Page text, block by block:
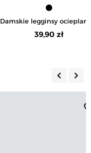
Damskie legginsy
szeroką gumą w pasie
39,90 zł
keyboard_arrow_left keyboard_arrow_right